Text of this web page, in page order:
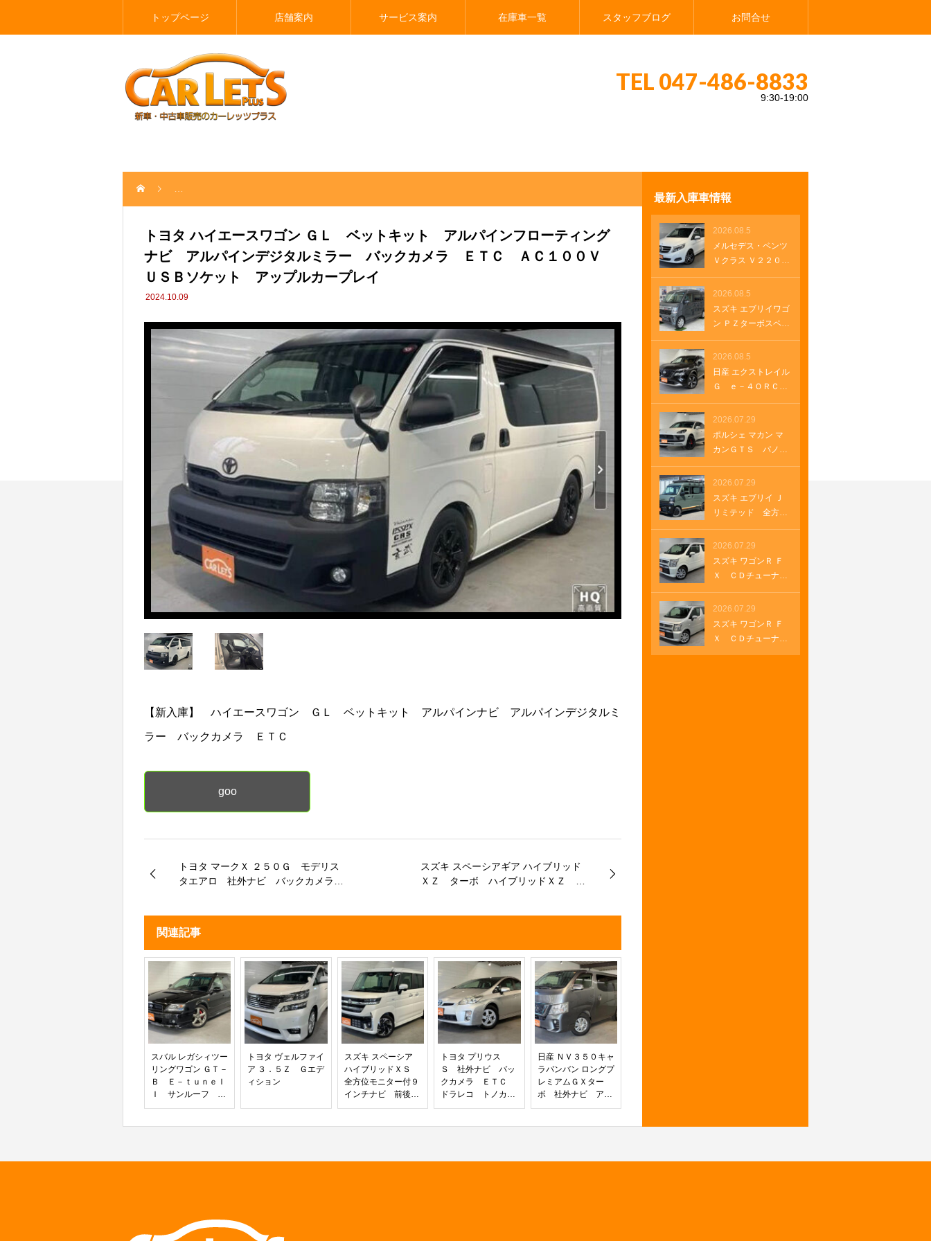
トップページ 店舗案内 サービス案内 在庫車一覧 スタッフブログ お問合せ
TEL 047-486-8833
9:30-19:00
トヨタ ハイエースワゴン ＧＬ ベットキット アルパインフローティングナビ アルパインデジタルミラー バックカメラ ＥＴＣ ＡＣ１００Ｖ ＵＳＢソケット アップルカープレイ
トヨタ ハイエースワゴン ＧＬ ベットキット アルパインフローティング
ナビ アルパインデジタルミラー バックカメラ ＥＴＣ ＡＣ１００Ｖ
ＵＳＢソケット アップルカープレイ
2024.10.09
【新入庫】 ハイエースワゴン ＧＬ ベットキット アルパインナビ アルパインデジタルミ
ラー バックカメラ ＥＴＣ
goo
トヨタ マークＸ ２５０Ｇ モデリス
タエアロ 社外ナビ バックカメラ
トエアコン ドラレコ 革巻きステア
リング
スズキ スペーシアギア ハイブリッド
ＸＺ ターボ ハイブリッドＸＺ タ
ワースライド ヘッドアップディスプ
レイ
関連記事
スバル レガシィツー
リングワゴン ＧＴ－
Ｂ Ｅ－ｔｕｎｅＩ
Ｉ サンルーフ
ストラットタワーバ
トヨタ ヴェルファイ
ア ３．５Ｚ Ｇエデ
ィション
スズキ スペーシア
ハイブリッドＸＳ
全方位モニター付９
インチナビ 前後ド
ラレコ ＥＴＣ Ｕ
トヨタ プリウス
Ｓ 社外ナビ バッ
クカメラ ＥＴＣ
ドラレコ トノカバ
ー キーフリー プ
日産 ＮＶ３５０キャ
ラバンバン ロングプ
レミアムＧＸター
ボ 社外ナビ アラ
ウンドモニター 前
最新入庫車情報
2026.08.5
メルセデス・ベンツ
Ｖクラス Ｖ２２０
ｄ アバンギャル
ド ロング 純正ナ
ビ レザーシート
両側パワースライ
ド フルセグＴＶ
純正１９インチアル
ミホイール クルー
ズコントロール パ
ドルシフト パワー
ゲート ＵＳＢソケ
ット
2026.08.5
スズキ エブリイワゴ
ン ＰＺターボスペシ
ャル ハイルーフ全
方位モニター付メモ
リーナビ 全方位モ
ニター付きナビゲー
テアリングヒータ
ー 両側パワースラ
イド オートステッ
プ オートステッ
プ クルーズコント
ロール 革巻きステ
アリング Ｂｌｕｅ
ｔｏｏｔｈ
2026.08.5
日産 エクストレイル
Ｇ ｅ－４ＯＲＣ
Ｅ ナッパレザーシ
ート 電動パノラミ
ックガラスルーフ
純正１２．３インチ
純正ナビ プロパイ
ロット メモリーナ
ビゲーション ＬＥ
Ｄヘッドランプ オ
ートマチックハイビ
ーム 車両・店舗情報
を印刷 A4 B4
2026.07.29
ポルシェ マカン マ
カンＧＴＳ パノラ
マルーフ レザーパ
ッケージ パワース
テアリングプラス
シートヒーター ２
イール アダプティ
ブクルーズコントロ
ール アダプティブ
エアサスペンショ
ン ＥＴＣ２．０
2026.07.29
スズキ エブリイ Ｊ
リミテッド 全方位
モニター付きナビ
ルーフラック ベッ
ドＫＩＴ グリルガ
ードバー ＥＴＣ
ＥＤフォグランプ
オートエアコン 両
側パワースライド
ＵＳＢソケット Ｈ
2026.07.29
スズキ ワゴンＲ Ｆ
Ｘ ＣＤチューナ
ー オートエアコ
ン キーフリー プ
ッシュスタート シ
ートヒーター
2026.07.29
スズキ ワゴンＲ Ｆ
Ｘ ＣＤチューナ
ー プッシュスター